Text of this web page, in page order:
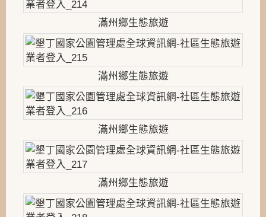
滿州鄉生態旅遊
滿州鄉生態旅遊
滿州鄉生態旅遊
滿州鄉生態旅遊